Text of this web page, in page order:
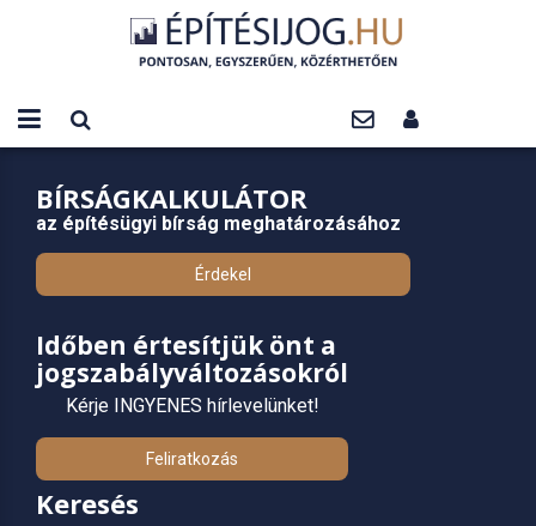
BÍRSÁGKALKULÁTOR
az építésügyi bírság meghatározásához
Érdekel
Időben értesítjük önt a
jogszabályváltozásokról
Kérje INGYENES hírlevelünket!
Feliratkozás
Keresés